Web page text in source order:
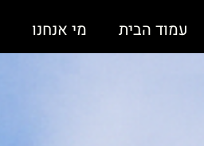
עמוד הבית מי אנחנו